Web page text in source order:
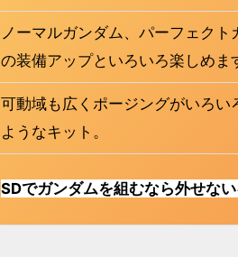
ノーマルガンダム、パーフェク
の装備アップといろいろ楽しめま
可動域も広くポージングがいろ
ようなキット。
SDでガンダムを組むなら外せない